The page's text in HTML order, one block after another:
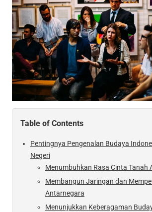
Table of Contents
Pentingnya Pengenalan Budaya
Negeri
Menumbuhkan Rasa Cinta Tanah
Membangun Jaringan dan
Antarnegara
Menunjukkan Keberagaman